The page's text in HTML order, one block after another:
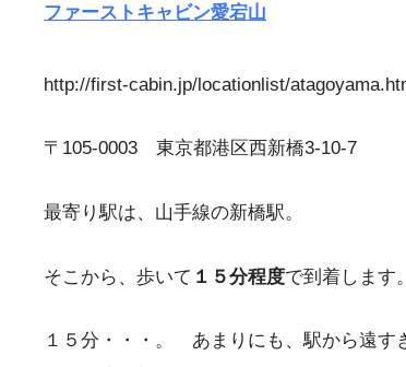
ファーストキャビン愛宕山
http://first-cabin.jp/locationlist/
〒105-0003 東京都港区西新橋3-10-7
最寄り駅は、山手線の新橋駅。
そこから、歩いて １５分程度で到着します。
１５分・・・。 あまりにも、駅から遠す